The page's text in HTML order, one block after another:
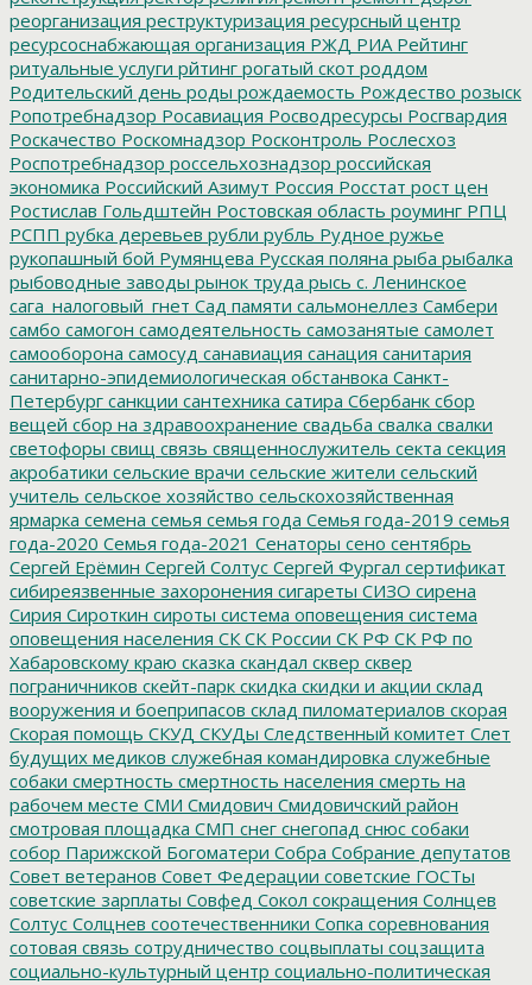
реорганизация реструктуризация ресурсный центр
ресурсоснабжающая организация РЖД РИА Рейтинг
ритуальные услуги рйтинг рогатый скот роддом
Родительский день роды рождаемость Рождество розыск
Ропотребнадзор Росавиация Росводресурсы Росгвардия
Роскачество Роскомнадзор Росконтроль Рослесхоз
Роспотребнадзор россельхознадзор российская
экономика Российский Азимут Россия Росстат рост цен
Ростислав Гольдштейн Ростовская область роуминг РПЦ
РСПП рубка деревьев рубли рубль Рудное ружье
рукопашный бой Румянцева Русская поляна рыба рыбалка
рыбоводные заводы рынок труда рысь с. Ленинское
сага_налоговый_гнет Сад памяти сальмонеллез Самбери
самбо самогон самодеятельность самозанятые самолет
самооборона самосуд санавиация санация санитария
санитарно-эпидемиологическая обстанвока Санкт-
Петербург санкции сантехника сатира Сбербанк сбор
вещей сбор на здравоохранение свадьба свалка свалки
светофоры свищ связь священнослужитель секта секция
акробатики сельские врачи сельские жители сельский
учитель сельское хозяйство сельскохозяйственная
ярмарка семена семья семья года Семья года-2019 семья
года-2020 Семья года-2021 Сенаторы сено сентябрь
Сергей Ерёмин Сергей Солтус Сергей Фургал сертификат
сибиреязвенные захоронения сигареты СИЗО сирена
Сирия Сироткин сироты система оповещения система
оповещения населения СК СК России СК РФ СК РФ по
Хабаровскому краю сказка скандал сквер сквер
пограничников скейт-парк скидка скидки и акции склад
вооружения и боеприпасов склад пиломатериалов скорая
Скорая помощь СКУД СКУДы Следственный комитет Слет
будущих медиков служебная командировка служебные
собаки смертность смертность населения смерть на
рабочем месте СМИ Смидович Смидовичский район
смотровая площадка СМП снег снегопад снюс собаки
собор Парижской Богоматери Собра Собрание депутатов
Совет ветеранов Совет Федерации советские ГОСТы
советские зарплаты Совфед Сокол сокращения Солнцев
Солтус Солцнев соотечественники Сопка соревнования
сотовая связь сотрудничество соцвыплаты соцзащита
социально-культурный центр социально-политическая